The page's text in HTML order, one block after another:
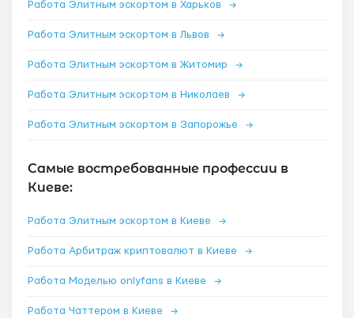
Работа Элитным эскортом в Харьков →
Работа Элитным эскортом в Львов →
Работа Элитным эскортом в Житомир →
Работа Элитным эскортом в Николаев →
Работа Элитным эскортом в Запорожье →
Самые востребованные профессии в
Киеве:
Работа Элитным эскортом в Киеве →
Работа Арбитраж криптовалют в Киеве →
Работа Моделью onlyfans в Киеве →
Работа Чаттером в Киеве →